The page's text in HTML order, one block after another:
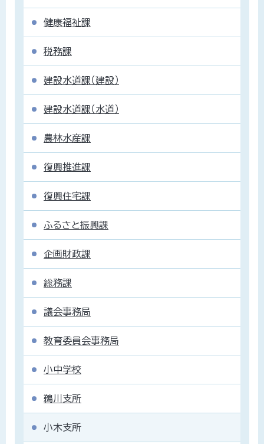
健康福祉課
税務課
建設水道課（建設）
建設水道課（水道）
農林水産課
復興推進課
復興住宅課
ふるさと振興課
企画財政課
総務課
議会事務局
教育委員会事務局
小中学校
鵜川支所
小木支所